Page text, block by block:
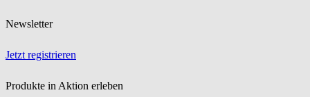
Newsletter
Jetzt registrieren
Produkte in Aktion erleben